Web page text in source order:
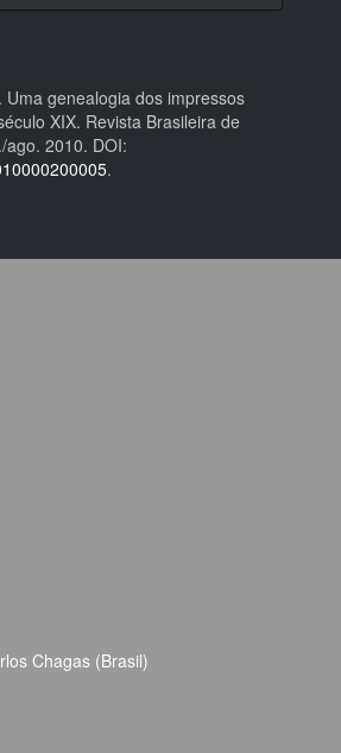
Uma genealogia dos impressos
XIX. Revista Brasileira de
ago. 2010. DOI:
.
Chagas (Brasil)